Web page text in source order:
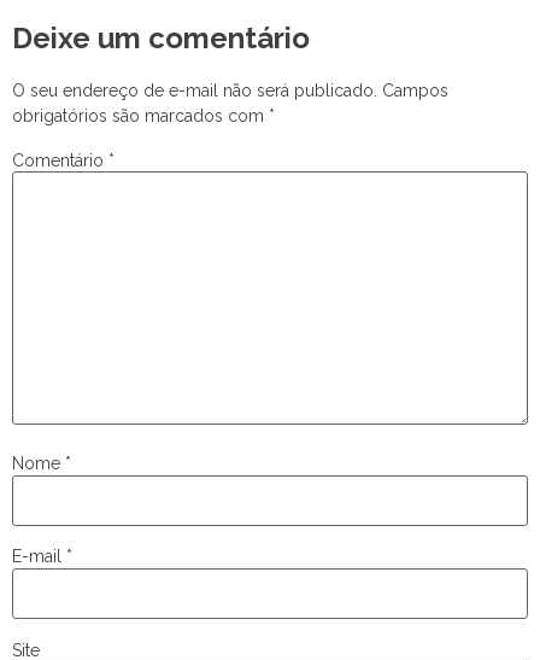
Deixe um comentário
O seu endereço de e-mail não será publicado. Campos
obrigatórios são marcados com *
Comentário *
Nome *
E-mail *
Site